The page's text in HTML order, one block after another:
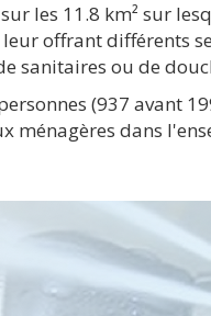
les 11.8 km² sur
offrant différents
sanitaires ou de
(937 avant
ménagères dans